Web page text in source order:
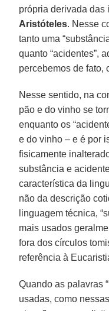
própria derivada das
Aristóteles. Nesse
tanto uma
quanto “acidentes”,
percebemos de fato,
Nesse sentido, na
pão e do vinho se
enquanto os
e do vinho – e é por
fisicamente
substância e
característica da
não da descrição
linguagem técnica,
mais usados
fora dos círculos
referência à
Quando as palavras
usadas, como